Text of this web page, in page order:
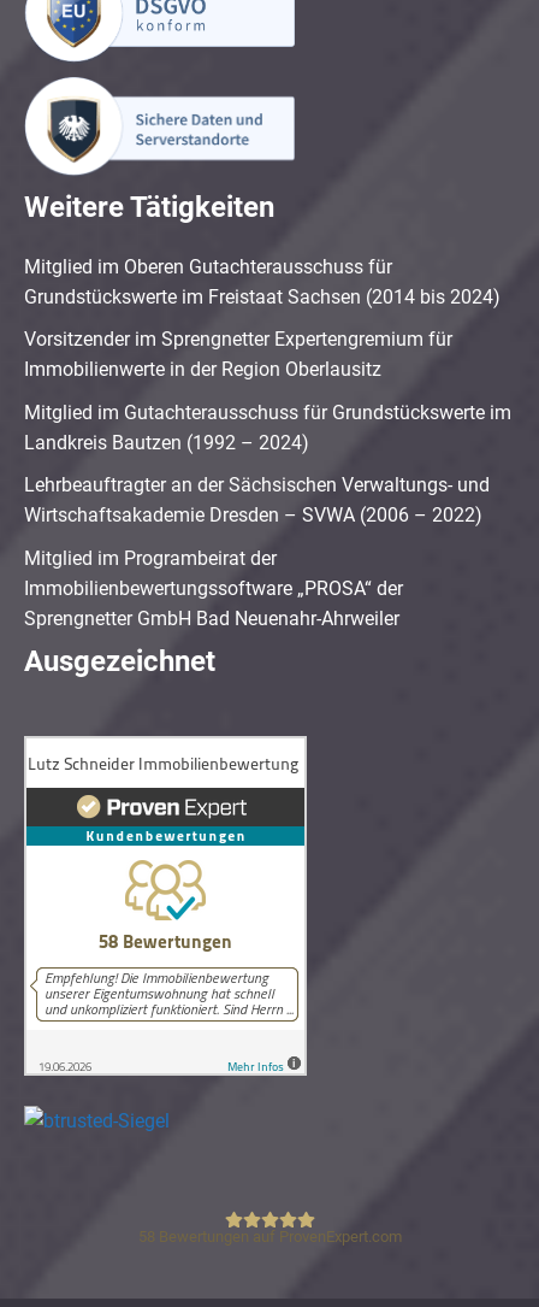
Weitere Tätigkeiten
Mitglied im Oberen Gutachterausschuss für
Grundstückswerte im Freistaat Sachsen (2014 bis 2024)
Vorsitzender im Sprengnetter Expertengremium für
Immobilienwerte in der Region Oberlausitz
Mitglied im Gutachterausschuss für Grundstückswerte im
Landkreis Bautzen (1992 – 2024)
Lehrbeauftragter an der Sächsischen Verwaltungs- und
Wirtschaftsakademie Dresden – SVWA (2006 – 2022)
Mitglied im Programbeirat der
Immobilienbewertungssoftware „PROSA“ der
Sprengnetter GmbH Bad Neuenahr-Ahrweiler
Ausgezeichnet
Lutz Schneider Immobilienbewertung
58 Bewertungen auf ProvenExpert.com